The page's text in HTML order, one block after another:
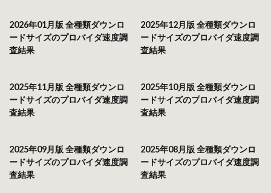
2026年01月版 全種類ダウンロ
ードサイズのプロバイダ速度調
査結果
2025年12月版 全種類ダウンロ
ードサイズのプロバイダ速度調
査結果
2025年11月版 全種類ダウンロ
ードサイズのプロバイダ速度調
査結果
2025年10月版 全種類ダウンロ
ードサイズのプロバイダ速度調
査結果
2025年09月版 全種類ダウンロ
ードサイズのプロバイダ速度調
査結果
2025年08月版 全種類ダウンロ
ードサイズのプロバイダ速度調
査結果